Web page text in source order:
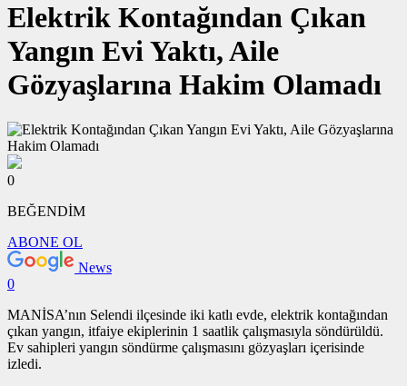
Elektrik Kontağından Çıkan
Yangın Evi Yaktı, Aile
Gözyaşlarına Hakim Olamadı
0
BEĞENDİM
ABONE OL
News
0
MANİSA’nın Selendi ilçesinde iki katlı evde, elektrik kontağından
çıkan yangın, itfaiye ekiplerinin 1 saatlik çalışmasıyla söndürüldü.
Ev sahipleri yangın söndürme çalışmasını gözyaşları içerisinde
izledi.